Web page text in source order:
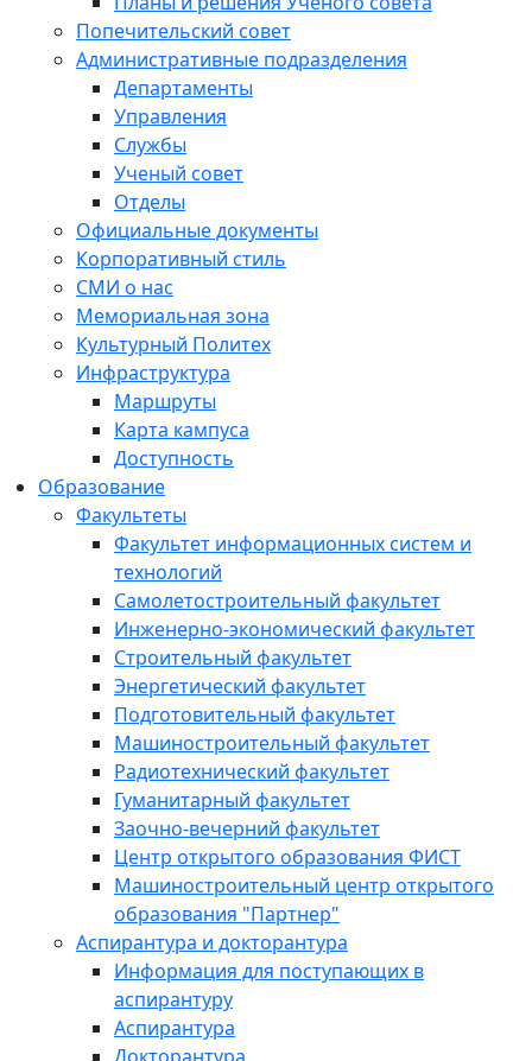
Попечительский совет
Административные подразделения
Департаменты
Управления
Службы
Ученый совет
Отделы
Официальные документы
Корпоративный стиль
СМИ о нас
Мемориальная зона
Культурный Политех
Инфраструктура
Маршруты
Карта кампуса
Доступность
Образование
Факультеты
Факультет информационных систем и
технологий
Самолетостроительный факультет
Инженерно-экономический факультет
Строительный факультет
Энергетический факультет
Подготовительный факультет
Машиностроительный факультет
Радиотехнический факультет
Гуманитарный факультет
Заочно-вечерний факультет
Центр открытого образования ФИСТ
Машиностроительный центр открытого
образования "Партнер"
Аспирантура и докторантура
Информация для поступающих в
аспирантуру
Аспирантура